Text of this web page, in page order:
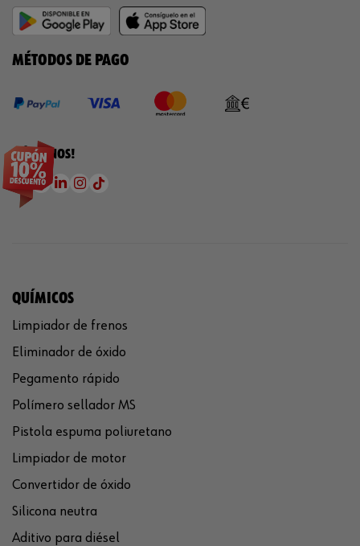
MÉTODOS DE PAGO
¡SÍGUENOS!
QUÍMICOS
Limpiador de frenos
Eliminador de óxido
Pegamento rápido
Polímero sellador MS
Pistola espuma poliuretano
Limpiador de motor
Convertidor de óxido
Silicona neutra
Aditivo para diésel